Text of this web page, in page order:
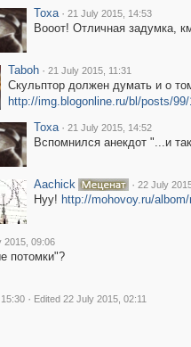
Toxa · 21 July 2015, 14:53
Вооот! Отличная задумка,
Taboh · 21 July 2015, 11:31
Скульптор должен думать и о
http://img.blogonline.ru/bl/posts/
Toxa · 21 July 2015, 14:52
Вспомнился анекдот "...и
Aachick · 22 July
Нуу! http://mohovoy.ru/
2015, 09:06
потомки"?
· Edited 22 July 2015, 02:11